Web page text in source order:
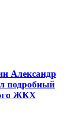
Александр
подробный
ЖКХ